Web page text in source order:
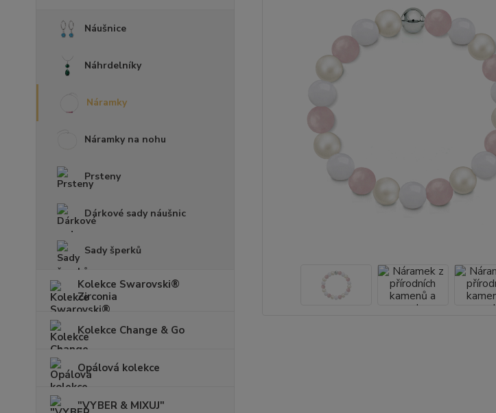
Náušnice
Náhrdelníky
Náramky
Náramky na nohu
Prsteny
Dárkové sady náušnic
Sady šperků
Kolekce Swarovski®
Zirconia
Kolekce Change & Go
Opálová kolekce
"VYBER & MIXUJ"